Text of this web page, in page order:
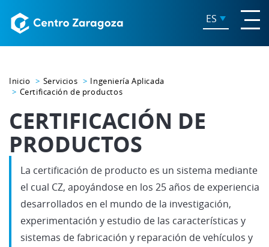
ES
Inicio Servicios
Ingeniería Aplicada
Certificación de productos
CERTIFICACIÓN DE
PRODUCTOS
La certificación de producto es un sistema mediante
el cual CZ, apoyándose en los 25 años de experiencia
desarrollados en el mundo de la investigación,
experimentación y estudio de las características y
sistemas de fabricación y reparación de vehículos y